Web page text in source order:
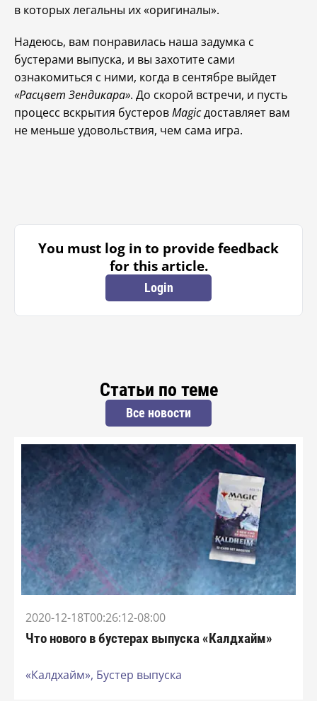
в которых легальны их «оригиналы».
Надеюсь, вам понравилась наша задумка с
бустерами выпуска, и вы захотите сами
ознакомиться с ними, когда в сентябре выйдет
«Расцвет Зендикара». До скорой встречи, и пусть
процесс вскрытия бустеровMagicдоставляет вам
не меньше удовольствия, чем сама игра.
You must log in to provide feedback
for this article.
Login
Статьи по теме
Все новости
2020-12-18T00:26:12-08:00
Что нового в бустерах выпуска «Калдхайм»
«Калдхайм», Бустер выпуска